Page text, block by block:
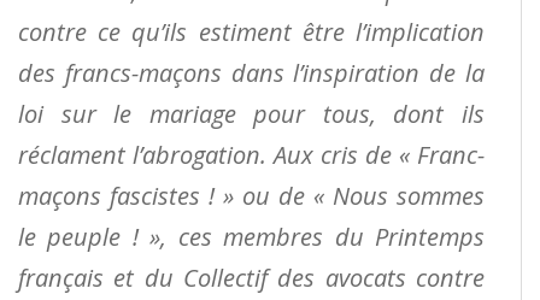
contre ce qu’ils estiment être l’implication
des francs-maçons dans l’inspiration de la
loi sur le mariage pour tous, dont ils
réclament l’abrogation. Aux cris de « Franc-
maçons fascistes ! » ou de « Nous sommes
le peuple ! », ces membres du Printemps
français et du Collectif des avocats contre